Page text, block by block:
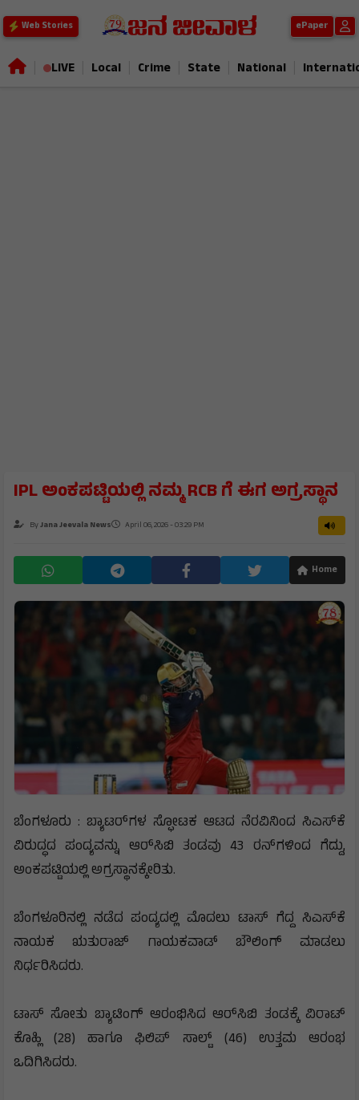
Web Stories ePaper
LIVE Local Crime State National
IPL ಅಂಕಪಟ್ಟಿಯಲ್ಲಿ ನಮ್ಮ RCB ಗೆ ಈಗ ಅಗ್ರಸ್ಥಾನ
ByJana Jeevala News April 06, 2026 - 03:29 PM
Home
ಬೆಂಗಳೂರು : ಬ್ಯಾಟರ್‌ಗಳ ಸ್ಫೋಟಕ ಆಟದ ನೆರವಿನಿಂದ ಸಿಎಸ್‌ಕೆ
ವಿರುದ್ಧದ ಪಂದ್ಯವನ್ನು ಆರ್‌ಸಿಬಿ ತಂಡವು 43 ರನ್‌ಗಳಿಂದ ಗೆದ್ದು,
ಅಂಕಪಟ್ಟಿಯಲ್ಲಿ ಅಗ್ರಸ್ಥಾನಕ್ಕೇರಿತು.
ಬೆಂಗಳೂರಿನಲ್ಲಿ ನಡೆದ ಪಂದ್ಯದಲ್ಲಿ ಮೊದಲು ಟಾಸ್ ಗೆದ್ದ ಸಿಎಸ್‌ಕೆ
ನಾಯಕ ಋತುರಾಜ್ ಗಾಯಕವಾಡ್ ಬೌಲಿಂಗ್ ಮಾಡಲು
ನಿರ್ಧರಿಸಿದರು.
ಟಾಸ್ ಸೋತು ಬ್ಯಾಟಿಂಗ್ ಆರಂಭಿಸಿದ ಆರ್‌ಸಿಬಿ ತಂಡಕ್ಕೆ ವಿರಾಟ್
ಕೊಹ್ಲಿ (28) ಹಾಗೂ ಫಿಲಿಪ್ ಸಾಲ್ಟ್ (46) ಉತ್ತಮ ಆರಂಭ
ಒದಿಗಿಸಿದರು.